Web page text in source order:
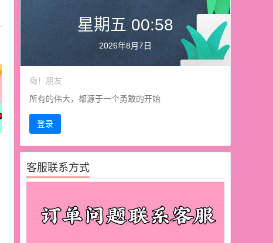
星期五 00:58
2026年8月7日
嗨！朋友
所有的伟大，都源于一个勇敢的开始
登录
客服联系方式